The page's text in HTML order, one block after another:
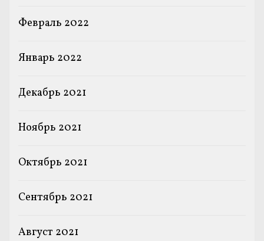
Февраль 2022
Январь 2022
Декабрь 2021
Ноябрь 2021
Октябрь 2021
Сентябрь 2021
Август 2021